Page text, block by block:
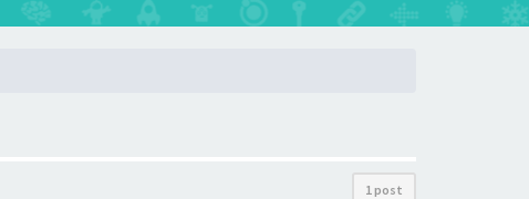
1 post